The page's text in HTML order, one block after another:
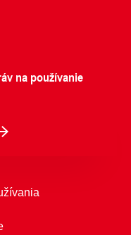
na používanie